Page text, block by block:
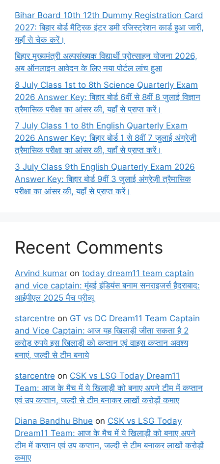
Bihar Board 10th 12th Dummy Registration Card
2027: बिहार बोर्ड मैट्रिक इंटर डमी रजिस्ट्रेशन कार्ड हुआ जारी,
यहाँ से चेक करें।
बिहार मुख्यमंत्री अल्पसंख्यक विद्यार्थी प्रोत्साहन योजना 2026,
अब ऑनलाइन आवेदन के लिए नया पोर्टल लांच हुआ
8 July Class 1st to 8th Science Quarterly Exam
2026 Answer Key: बिहार बोर्ड 6वीं से 8वीं 8 जुलाई विज्ञान
त्रैमासिक परीक्षा का आंसर की, यहाँ से प्राप्त करें।
7 July Class 1 to 8th English Quarterly Exam
2026 Answer Key: बिहार बोर्ड 1 से 8वीं 7 जुलाई अंग्रेज़ी
त्रैमासिक परीक्षा का आंसर की, यहाँ से प्राप्त करें।
3 July Class 9th English Quarterly Exam 2026
Answer Key: बिहार बोर्ड 9वीं 3 जुलाई अंग्रेज़ी त्रैमासिक
परीक्षा का आंसर की, यहाँ से प्राप्त करें।
Recent Comments
Arvind kumar on today dream11 team captain
and vice captain: मुंबई इंडियंस बनाम सनराइजर्स हैदराबाद:
आईपीएल 2025 मैच प्रीव्यू
starcentre on GT vs DC Dream11 Team Captain
and Vice Captain: आज यह खिलाड़ी जीता सकता है 2
करोड़ रुपये इस खिलाड़ी को कप्तान एवं वाइस कप्तान अवश्य
बनाएं, जल्दी से टीम बनाये
starcentre on CSK vs LSG Today Dream11
Team: आज के मैच में ये खिलाड़ी को बनाए अपने टीम में कप्तान
एवं उप कप्तान, जल्दी से टीम बनाकर लाखों करोड़ों कमाए
Diana Bandhu Bhue on CSK vs LSG Today
Dream11 Team: आज के मैच में ये खिलाड़ी को बनाए अपने
टीम में कप्तान एवं उप कप्तान, जल्दी से टीम बनाकर लाखों करोड़ों
कमाए